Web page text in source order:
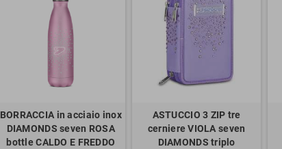
BORRACCIA in acciaio inox
DIAMONDS seven ROSA
bottle CALDO E FREDDO
ASTUCCIO 3 ZIP tre
cerniere VIOLA seven
DIAMONDS triplo